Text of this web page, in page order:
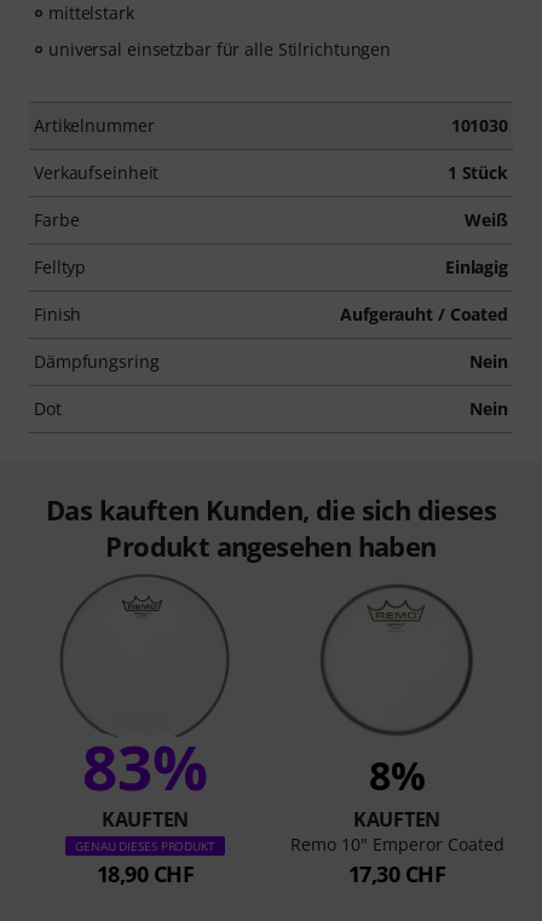
mittelstark
universal einsetzbar für alle Stilrichtungen
Artikelnummer 101030
Verkaufseinheit 1 Stück
Farbe Weiß
Felltyp Einlagig
Finish Aufgerauht / Coated
Dämpfungsring Nein
Dot Nein
Das kauften Kunden, die sich dieses
Produkt angesehen haben
83%
KAUFTEN
GENAU DIESES PRODUKT
18,90 CHF
8%
KAUFTEN
Remo 10" Emperor Coated
17,30 CHF